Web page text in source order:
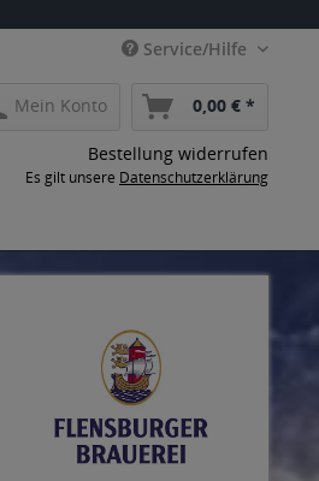
Service/Hilfe
Mein Konto 0,00 € *
Bestellung widerrufen
Es gilt unsere Datenschutzerklärung